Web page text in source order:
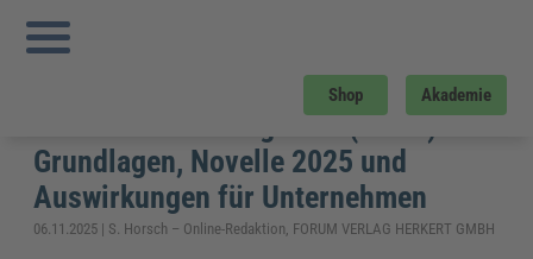
Shop Akademie
Sie sind hier:
Emissionshandelsgesetz (TEHG): Grundlagen, Novelle 2025 und Auswirkungen
für Unternehmen
Emissionshandelsgesetz (TEHG):
Grundlagen, Novelle 2025 und
Auswirkungen für Unternehmen
06.11.2025 | S. Horsch – Online-Redaktion, FORUM VERLAG HERKERT GMBH